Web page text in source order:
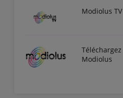
Modiolus TV
Modiolus